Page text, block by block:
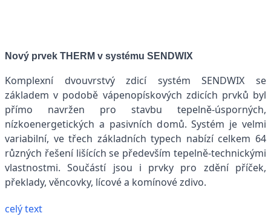
Nový prvek THERM v systému SENDWIX
Komplexní dvouvrstvý zdicí systém SENDWIX se
základem v podobě vápenopískových zdicích prvků byl
přímo navržen pro stavbu tepelně-úsporných,
nízkoenergetických a pasivních domů. Systém je velmi
variabilní, ve třech základních typech nabízí celkem 64
různých řešení lišících se především tepelně-technickými
vlastnostmi. Součástí jsou i prvky pro zdění příček,
překlady, věncovky, lícové a komínové zdivo.
celý text